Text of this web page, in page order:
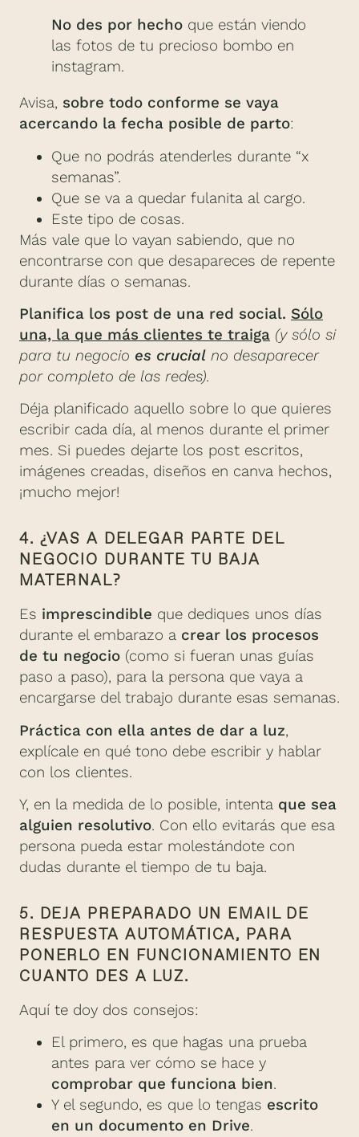
No des por hecho que están viendo
las fotos de tu precioso bombo en
instagram.
Avisa, sobre todo conforme se vaya
acercando la fecha posible de parto:
Que no podrás atenderles durante “x
semanas”.
Que se va a quedar fulanita al cargo.
Este tipo de cosas.
Más vale que lo vayan sabiendo, que no
encontrarse con que desapareces de repente
durante días o semanas.
Planifica los post de una red social. Sólo
una, la que más clientes te traiga (y sólo si
para tu negocio es crucial no desaparecer
por completo de las redes).
Déja planificado aquello sobre lo que quieres
escribir cada día, al menos durante el primer
mes. Si puedes dejarte los post escritos,
imágenes creadas, diseños en canva hechos,
¡mucho mejor!
4. ¿VAS A DELEGAR PARTE DEL
NEGOCIO DURANTE TU BAJA
MATERNAL?
Es imprescindible que dediques unos días
durante el embarazo a crear los procesos
de tu negocio (como si fueran unas guías
paso a paso), para la persona que vaya a
encargarse del trabajo durante esas semanas.
Práctica con ella antes de dar a luz,
explícale en qué tono debe escribir y hablar
con los clientes.
Y, en la medida de lo posible, intenta que sea
alguien resolutivo. Con ello evitarás que esa
persona pueda estar molestándote con
dudas durante el tiempo de tu baja.
5. DEJA PREPARADO UN EMAIL DE
RESPUESTA AUTOMÁTICA, PARA
PONERLO EN FUNCIONAMIENTO EN
CUANTO DES A LUZ.
Aquí te doy dos consejos:
El primero, es que hagas una prueba
antes para ver cómo se hace y
comprobar que funciona bien.
Y el segundo, es que lo tengas escrito
en un documento en Drive.